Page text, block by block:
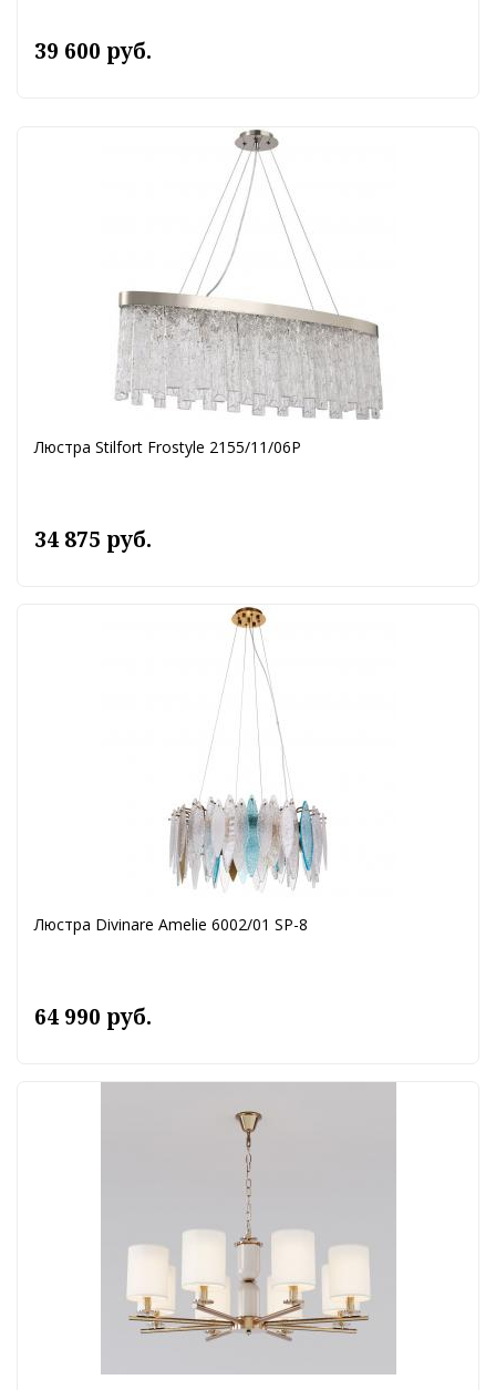
39 600 руб.
Люстра Stilfort Frostyle 2155/11/06P
34 875 руб.
Люстра Divinare Amelie 6002/01 SP-8
64 990 руб.